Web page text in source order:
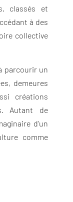
classés et
à des
collective
parcourir un
demeures
créations
Autant de
d’un
comme